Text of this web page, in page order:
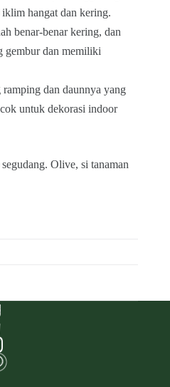
hangat dan kering.
benar-benar kering, dan
gembur dan memiliki
dan daunnya yang
untuk dekorasi indoor
Olive, si tanaman